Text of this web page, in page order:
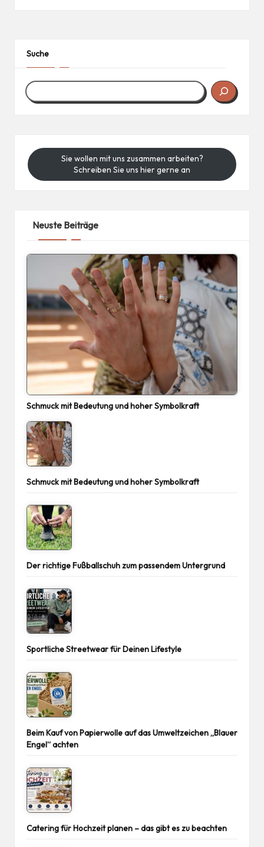
Suche
Sie wollen mit uns zusammen arbeiten?
Schreiben Sie uns hier gerne an
Neuste Beiträge
Schmuck mit Bedeutung und hoher Symbolkraft
Schmuck mit Bedeutung und hoher Symbolkraft
Der richtige Fußballschuh zum passendem Untergrund
Sportliche Streetwear für Deinen Lifestyle
Beim Kauf von Papierwolle auf das Umweltzeichen „Blauer
Engel“ achten
Catering für Hochzeit planen – das gibt es zu beachten